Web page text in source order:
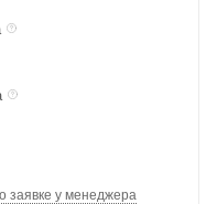
заявке у менеджера